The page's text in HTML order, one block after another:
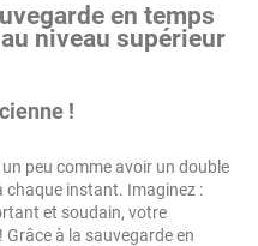
en temps
niveau supérieur
!
peu comme avoir un double
chaque instant. Imaginez :
et soudain, votre
à la sauvegarde en